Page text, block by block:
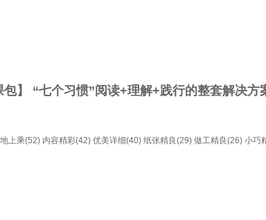
】 “七个习惯”阅读+理解+践行的整套解决
上乘(52) 内容精彩(42) 优美详细(40) 纸张精良(29) 做工精良(26) 小巧